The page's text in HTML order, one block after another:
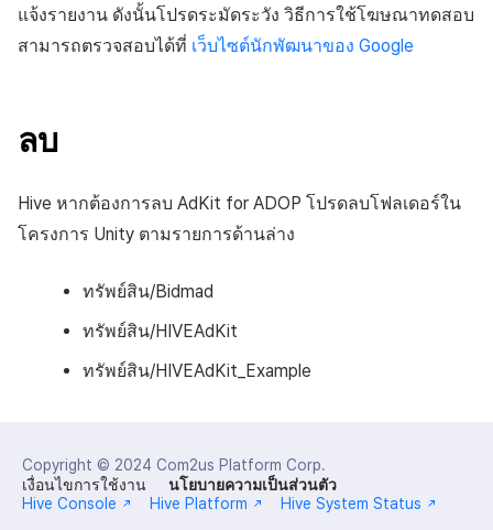
แจ้งรายงาน ดังนั้นโปรดระมัดระวัง วิธีการใช้โฆษณาทดสอบ
สามารถตรวจสอบได้ที่ เว็บไซต์นักพัฒนาของ Google
ลบ
Hive หากต้องการลบ AdKit for ADOP โปรดลบโฟลเดอร์ใน
โครงการ Unity ตามรายการด้านล่าง
ทรัพย์สิน/Bidmad
ทรัพย์สิน/HIVEAdKit
ทรัพย์สิน/HIVEAdKit_Example
Copyright © 2024 Com2us Platform Corp.
เงื่อนไขการใช้งาน
นโยบายความเป็นส่วนตัว
Hive Console
Hive Platform Hive System Status